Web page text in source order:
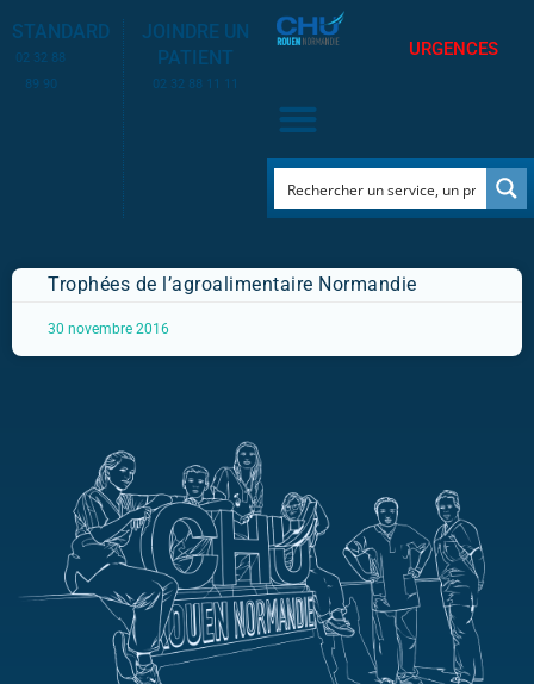
STANDARD
02 32 88
89 90
JOINDRE UN
PATIENT
02 32 88 11 11
URGENCES
Trophées de l’agroalimentaire Normandie
30 novembre 2016